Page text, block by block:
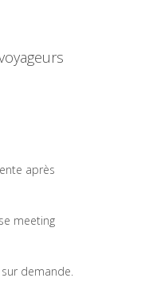
après
meeting
demande.